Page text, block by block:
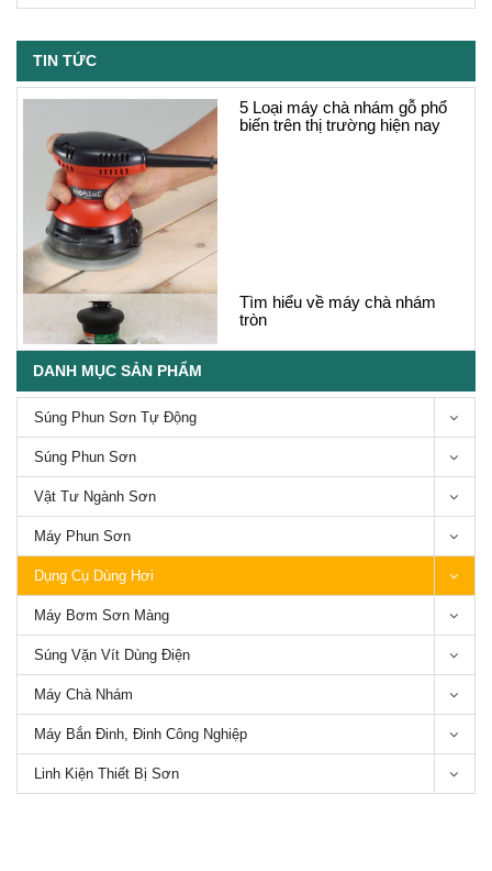
TIN TỨC
5 Loại máy chà nhám gỗ phổ
biến trên thị trường hiện nay
Tìm hiểu về máy chà nhám
tròn
Tìm hiểu về máy chà nhám
Súng phun sơn ô tô loại nào tốt,
DANH MỤC SẢN PHẨM
Súng Phun Sơn Tự Động
Súng Phun Sơn
Vật Tư Ngành Sơn
Máy Phun Sơn
Dụng Cụ Dùng Hơi
Máy Bơm Sơn Màng
Súng Vặn Vít Dùng Điện
Máy Chà Nhám
Máy Bắn Đinh, Đinh Công Nghiệp
Linh Kiện Thiết Bị Sơn